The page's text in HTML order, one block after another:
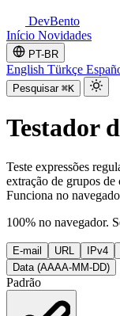
DevBento
Início Novidades
PT-BR
English Türkçe
Pesquisar ⌘K
Testador
Teste expressões
extração de grupos de
Funciona no
100% no navegador.
E-mail URL IPv4
Data (AAAA-MM-DD)
Padrão